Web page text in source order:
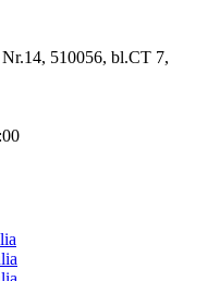
Nr.14, 510056, bl.CT 7,